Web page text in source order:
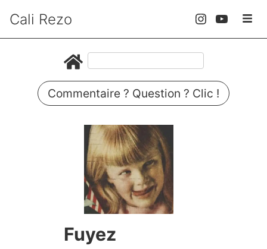
Cali Rezo
Commentaire ? Question ? Clic !
Fuyez